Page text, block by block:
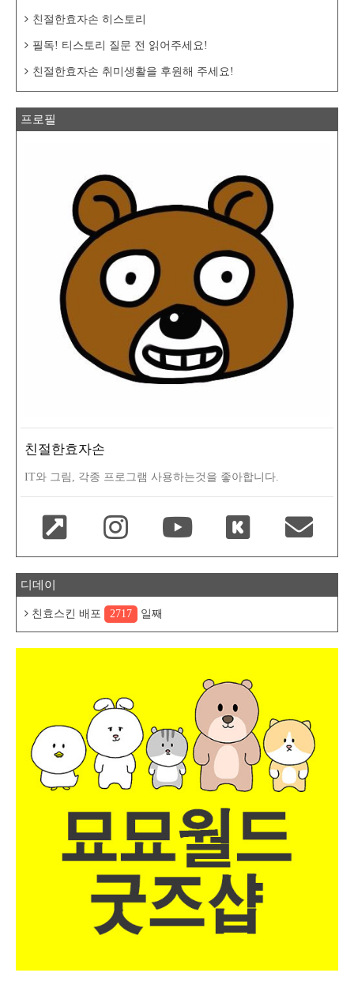
친절한효자손 히스토리
필독! 티스토리 질문 전 읽어주세요!
친절한효자손 취미생활을 후원해 주세요!
프로필
친절한효자손
IT와 그림, 각종 프로그램 사용하는것을 좋아합니다.
디데이
친효스킨 배포 2717 일째